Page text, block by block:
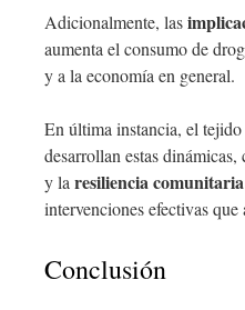
Adicionalmente, las
aumenta el consumo de
y a la economía en general.
En última instancia, el tejido
desarrollan estas
y la resiliencia comunitaria
intervenciones efectivas
Conclusión